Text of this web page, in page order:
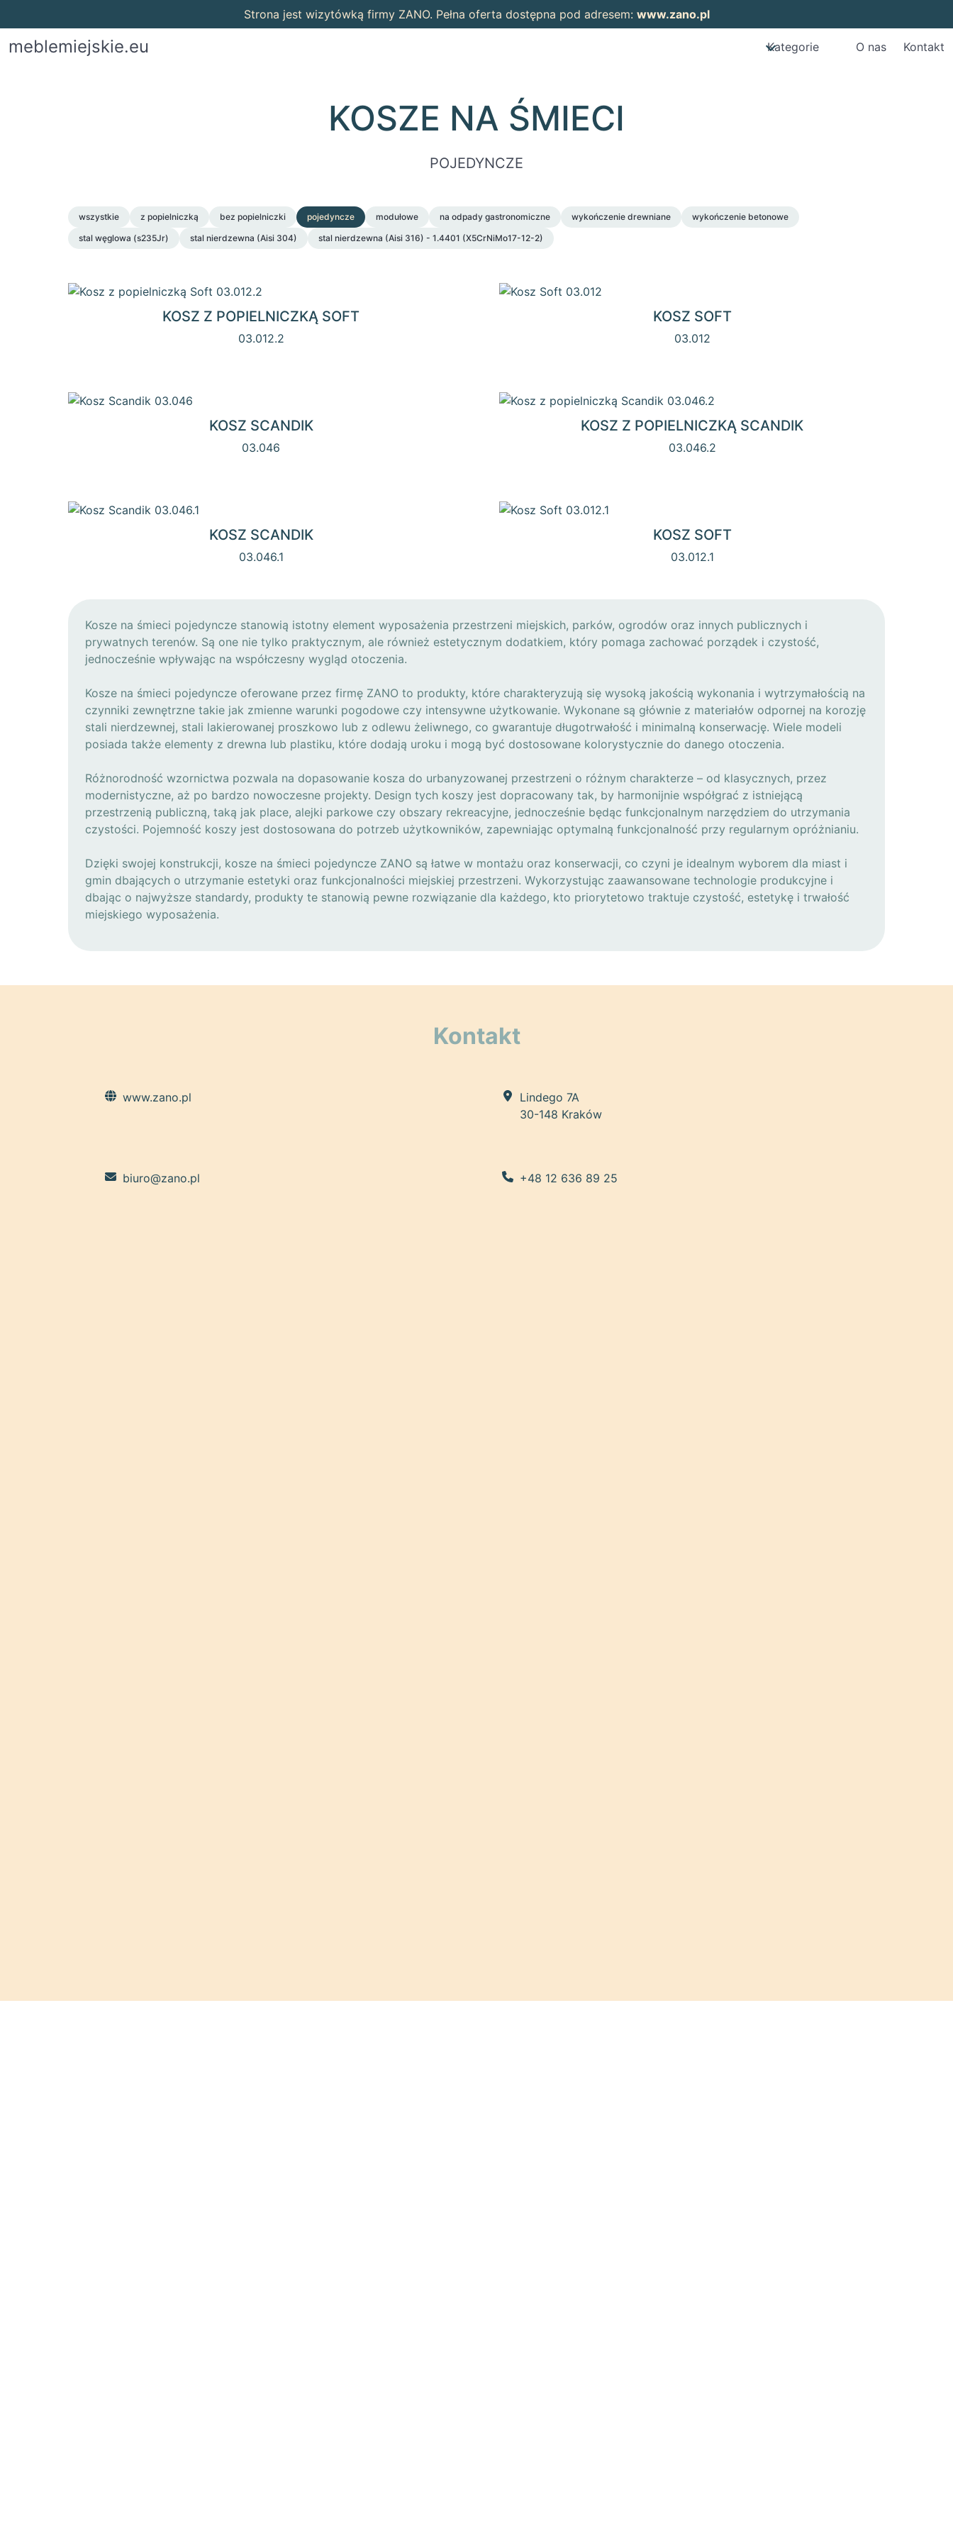
Strona jest wizytówką firmy ZANO. Pełna oferta dostępna pod adresem: www.zano.pl
meblemiejskie.eu Kategorie O nas Kontakt
KOSZE NA ŚMIECI
POJEDYNCZE
wszystkie z popielniczką bez popielniczki pojedyncze modułowe na odpady gastronomiczne wykończenie drewniane
wykończenie betonowe
stal węglowa (s235Jr)
stal nierdzewna (Aisi 304) stal nierdzewna (Aisi 316) - 1.4401 (X5CrNiMo17-12-2)
KOSZ Z POPIELNICZKĄ SOFT
03.012.2
KOSZ SOFT
03.012
KOSZ SCANDIK
03.046
KOSZ Z POPIELNICZKĄ SCANDIK
03.046.2
KOSZ SCANDIK
03.046.1
KOSZ SOFT
03.012.1
Kosze na śmieci pojedyncze stanowią istotny element wyposażenia przestrzeni miejskich, parków, ogrodów oraz innych publicznych i
prywatnych terenów. Są one nie tylko praktycznym, ale również estetycznym dodatkiem, który pomaga zachować porządek i czystość,
jednocześnie wpływając na współczesny wygląd otoczenia.
Kosze na śmieci pojedyncze oferowane przez firmę ZANO to produkty, które charakteryzują się wysoką jakością wykonania i wytrzymałością na
czynniki zewnętrzne takie jak zmienne warunki pogodowe czy intensywne użytkowanie. Wykonane są głównie z materiałów odpornej na korozję
stali nierdzewnej, stali lakierowanej proszkowo lub z odlewu żeliwnego, co gwarantuje długotrwałość i minimalną konserwację. Wiele modeli
posiada także elementy z drewna lub plastiku, które dodają uroku i mogą być dostosowane kolorystycznie do danego otoczenia.
Różnorodność wzornictwa pozwala na dopasowanie kosza do urbanyzowanej przestrzeni o różnym charakterze – od klasycznych, przez
modernistyczne, aż po bardzo nowoczesne projekty. Design tych koszy jest dopracowany tak, by harmonijnie współgrać z istniejącą
przestrzenią publiczną, taką jak place, alejki parkowe czy obszary rekreacyjne, jednocześnie będąc funkcjonalnym narzędziem do utrzymania
czystości. Pojemność koszy jest dostosowana do potrzeb użytkowników, zapewniając optymalną funkcjonalność przy regularnym opróżnianiu.
Dzięki swojej konstrukcji, kosze na śmieci pojedyncze ZANO są łatwe w montażu oraz konserwacji, co czyni je idealnym wyborem dla miast i
gmin dbających o utrzymanie estetyki oraz funkcjonalności miejskiej przestrzeni. Wykorzystując zaawansowane technologie produkcyjne i
dbając o najwyższe standardy, produkty te stanowią pewne rozwiązanie dla każdego, kto priorytetowo traktuje czystość, estetykę i trwałość
miejskiego wyposażenia.
Kontakt
www.zano.pl
Lindego 7A
30-148 Kraków
biuro@zano.pl +48 12 636 89 25